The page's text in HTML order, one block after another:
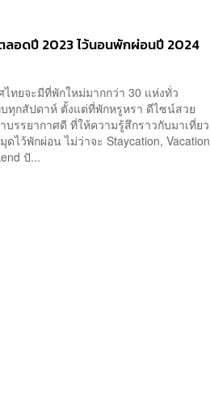
ลอดปี 2023 ไว้นอนพักผ่อนปี 2024
ไทยจะมีที่พักใหม่มากกว่า 30 แห่งทั่ว
ทุกสัปดาห์ ตั้งแต่ที่พักหรูหรา ดีไซน์สวย
รรยากาศดี ที่ให้ความรู้สึกราวกับมาเที่ยว
ไว้พักผ่อน ไม่ว่าจะ Staycation, Vacation
ปั...